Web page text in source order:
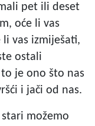
pet ili deset
oće li vas
vas izmiješati,
ostali
je ono što nas
i jači od nas.
možemo